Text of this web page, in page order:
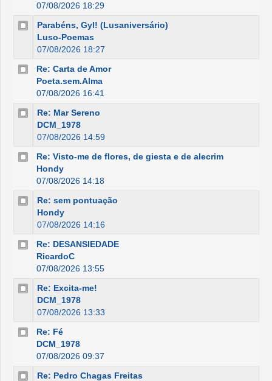
07/08/2026 18:29
Parabéns, Gyl! (Lusaniversário)
Luso-Poemas
07/08/2026 18:27
Re: Carta de Amor
Poeta.sem.Alma
07/08/2026 16:41
Re: Mar Sereno
DCM_1978
07/08/2026 14:59
Re: Visto-me de flores, de giesta e de alecrim
Hondy
07/08/2026 14:18
Re: sem pontuação
Hondy
07/08/2026 14:16
Re: DESANSIEDADE
RicardoC
07/08/2026 13:55
Re: Excita-me!
DCM_1978
07/08/2026 13:33
Re: Fé
DCM_1978
07/08/2026 09:37
Re: Pedro Chagas Freitas